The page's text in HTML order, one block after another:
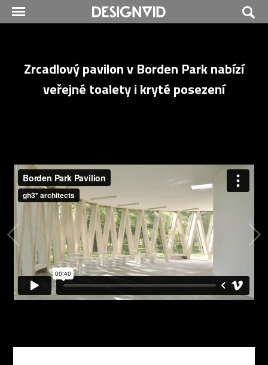
Zrcadlový pavilon v Borden Park nabízí
veřejné toalety i kryté posezení